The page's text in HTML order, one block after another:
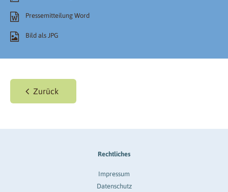
Pressemitteilung Word
Bild als JPG
Zurück
Rechtliches
Impressum
Datenschutz